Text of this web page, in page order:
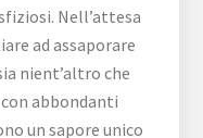
Nell’attesa
ad assaporare
nient’altro che
abbondanti
un sapore unico